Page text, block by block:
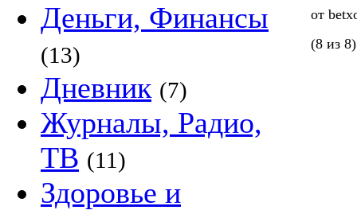
Деньги, Финансы
(13)
Дневник (7)
Журналы, Радио,
ТВ (11)
Здоровье и
от
(8 из 8)